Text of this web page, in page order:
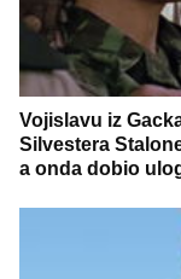
Vojislavu iz
Silvestera
a onda dobio